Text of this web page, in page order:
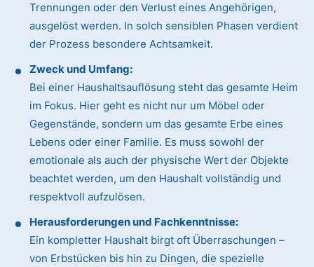
Trennungen oder den Verlust eines Angehörigen,
ausgelöst werden. In solch sensiblen Phasen verdient
der Prozess besondere Achtsamkeit.
Zweck und Umfang:
Bei einer Haushaltsauflösung steht das gesamte Heim
im Fokus. Hier geht es nicht nur um Möbel oder
Gegenstände, sondern um das gesamte Erbe eines
Lebens oder einer Familie. Es muss sowohl der
emotionale als auch der physische Wert der Objekte
beachtet werden, um den Haushalt vollständig und
respektvoll aufzulösen.
Herausforderungen und Fachkenntnisse:
Ein kompletter Haushalt birgt oft Überraschungen –
von Erbstücken bis hin zu Dingen, die spezielle